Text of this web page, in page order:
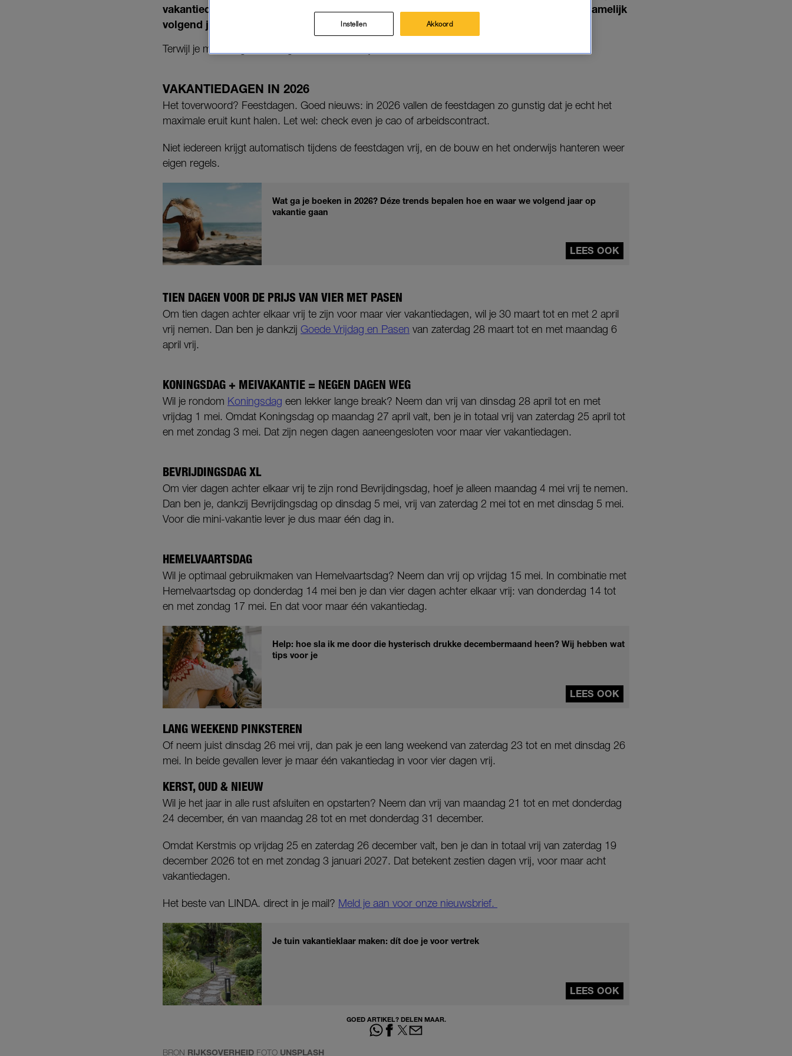
vakantiedagen voor dit jaar te plannen. Met een beetje strategisch aanvragen heb jij namelijk
volgend jaar ruim zes weken vrij.
Terwijl je maar negentien dagen inlevert, hoe fijn.
VAKANTIEDAGEN IN 2026
Het toverwoord? Feestdagen. Goed nieuws: in 2026 vallen de feestdagen zo gunstig dat je echt het
maximale eruit kunt halen. Let wel: check even je cao of arbeidscontract.
Niet iedereen krijgt automatisch tijdens de feestdagen vrij, en de bouw en het onderwijs hanteren weer
eigen regels.
Wat ga je boeken in 2026? Déze trends bepalen hoe en waar we volgend jaar op
vakantie gaan
LEES OOK
TIEN DAGEN VOOR DE PRIJS VAN VIER MET PASEN
Om tien dagen achter elkaar vrij te zijn voor maar vier vakantiedagen, wil je 30 maart tot en met 2 april
vrij nemen. Dan ben je dankzij Goede Vrijdag en Pasen van zaterdag 28 maart tot en met maandag 6
april vrij.
KONINGSDAG + MEIVAKANTIE = NEGEN DAGEN WEG
Wil je rondom Koningsdag een lekker lange break? Neem dan vrij van dinsdag 28 april tot en met
vrijdag 1 mei. Omdat Koningsdag op maandag 27 april valt, ben je in totaal vrij van zaterdag 25 april tot
en met zondag 3 mei. Dat zijn negen dagen aaneengesloten voor maar vier vakantiedagen.
BEVRIJDINGSDAG XL
Om vier dagen achter elkaar vrij te zijn rond Bevrijdingsdag, hoef je alleen maandag 4 mei vrij te nemen.
Dan ben je, dankzij Bevrijdingsdag op dinsdag 5 mei, vrij van zaterdag 2 mei tot en met dinsdag 5 mei.
Voor die mini-vakantie lever je dus maar één dag in.
HEMELVAARTSDAG
Wil je optimaal gebruikmaken van Hemelvaartsdag? Neem dan vrij op vrijdag 15 mei. In combinatie met
Hemelvaartsdag op donderdag 14 mei ben je dan vier dagen achter elkaar vrij: van donderdag 14 tot
en met zondag 17 mei. En dat voor maar één vakantiedag.
Help: hoe sla ik me door die hysterisch drukke decembermaand heen? Wij hebben wat
tips voor je
LEES OOK
LANG WEEKEND PINKSTEREN
Of neem juist dinsdag 26 mei vrij, dan pak je een lang weekend van zaterdag 23 tot en met dinsdag 26
mei. In beide gevallen lever je maar één vakantiedag in voor vier dagen vrij.
KERST, OUD & NIEUW
Wil je het jaar in alle rust afsluiten en opstarten? Neem dan vrij van maandag 21 tot en met donderdag
24 december, én van maandag 28 tot en met donderdag 31 december.
Omdat Kerstmis op vrijdag 25 en zaterdag 26 december valt, ben je dan in totaal vrij van zaterdag 19
december 2026 tot en met zondag 3 januari 2027. Dat betekent zestien dagen vrij, voor maar acht
vakantiedagen.
Het beste van LINDA. direct in je mail? Meld je aan voor onze nieuwsbrief.
Je tuin vakantieklaar maken: dít doe je voor vertrek
LEES OOK
GOED ARTIKEL? DELEN MAAR.
BRON RIJKSOVERHEID FOTO UNSPLASH
Instellen Akkoord